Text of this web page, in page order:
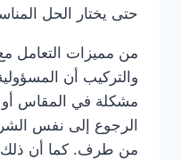
حتى يختار الحل
من مميزات التعامل
والتركيب أن
مشكلة في المقاس أو
الرجوع إلى نفس
من طرف. كما أن ذلك